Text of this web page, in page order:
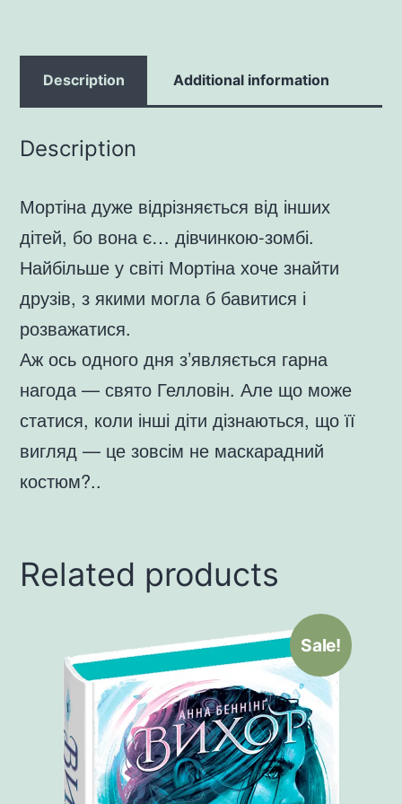
Description Additional information
Description
Мортіна дуже відрізняється від інших
дітей, бо вона є… дівчинкою-зомбі.
Найбільше у світі Мортіна хоче знайти
друзів, з якими могла б бавитися і
розважатися.
Аж ось одного дня з’являється гарна
нагода — свято Гелловін. Але що може
статися, коли інші діти дізнаються, що її
вигляд — це зовсім не маскарадний
костюм?..
Related products
Sale!